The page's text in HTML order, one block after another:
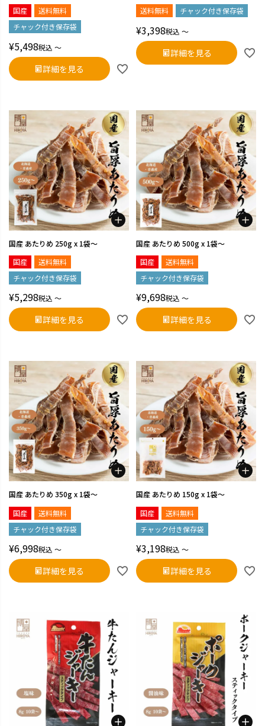
国産
送料無料
チャック付き保存袋
¥5,498税込 〜
詳細を見る
送料無料 チャック付き保存袋
¥3,398税込 〜
詳細を見る
国産 あたりめ 250g x 1袋～
国産
送料無料
チャック付き保存袋
¥5,298税込 〜
詳細を見る
国産 あたりめ 500g x 1袋～
国産
送料無料
チャック付き保存袋
¥9,698税込 〜
詳細を見る
国産 あたりめ 350g x 1袋～
国産
送料無料
チャック付き保存袋
¥6,998税込 〜
詳細を見る
国産 あたりめ 150g x 1袋～
国産
送料無料
チャック付き保存袋
¥3,198税込 〜
詳細を見る